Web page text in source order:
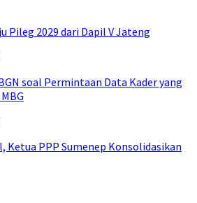
Pileg 2029 dari Dapil V Jateng
soal Permintaan Data Kader yang
Ketua PPP Sumenep Konsolidasikan